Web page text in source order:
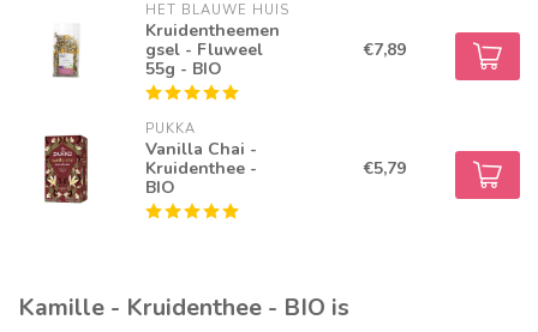
HET BLAUWE HUIS
Kruidentheemen
gsel - Fluweel
55g - BIO
€7,89
PUKKA
Vanilla Chai -
Kruidenthee -
BIO
€5,79
Kamille - Kruidenthee - BIO is